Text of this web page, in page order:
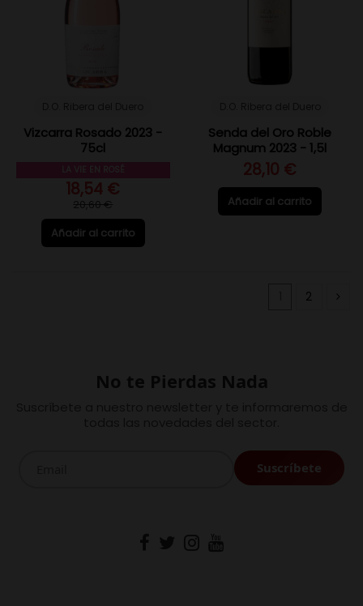
Vizcarra Rosado 2023 -
75cl
18,54 €
20,60 €
Añadir al carrito
Senda del Oro Roble
Magnum 2023 - 1,5l
28,10 €
Añadir al carrito
2
No te Pierdas Nada